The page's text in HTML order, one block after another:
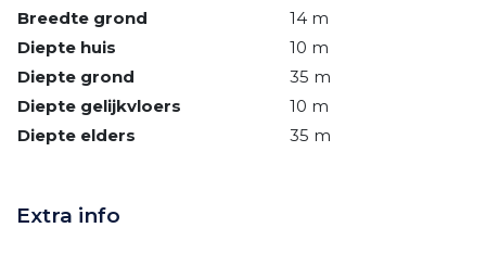
Breedte grond
14 m
Diepte huis
10 m
Diepte grond
35 m
Diepte gelijkvloers
10 m
Diepte elders
35 m
Extra info